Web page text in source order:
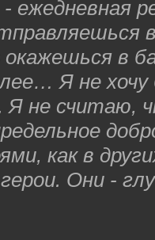
- ежедневная
окажешься в
Я не
Я не считаю,
как в
Они -